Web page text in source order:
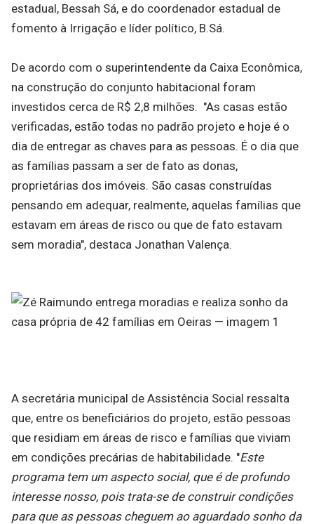
estadual, Bessah Sá, e do coordenador estadual de
fomento à Irrigação e líder político, B.Sá.
De acordo com o superintendente da Caixa Econômica,
na construção do conjunto habitacional foram
investidos cerca de R$ 2,8 milhões. "As casas estão
verificadas, estão todas no padrão projeto e hoje é o
dia de entregar as chaves para as pessoas. É o dia que
as famílias passam a ser de fato as donas,
proprietárias dos imóveis. São casas construídas
pensando em adequar, realmente, aquelas famílias que
estavam em áreas de risco ou que de fato estavam
sem moradia", destaca Jonathan Valença.
A secretária municipal de Assistência Social ressalta
que, entre os beneficiários do projeto, estão pessoas
que residiam em áreas de risco e famílias que viviam
em condições precárias de habitabilidade. "Este
programa tem um aspecto social, que é de profundo
interesse nosso, pois trata-se de construir condições
para que as pessoas cheguem ao aguardado sonho da